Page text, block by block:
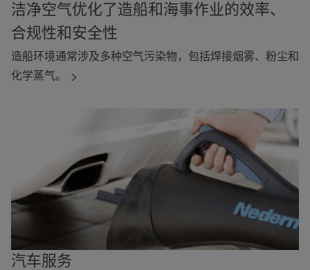
洁净空气优化了造船和海事作业的效率、
合规性和安全性
造船环境通常涉及多种空气污染物，包括焊接烟雾、粉尘和
化学蒸气。
汽车服务